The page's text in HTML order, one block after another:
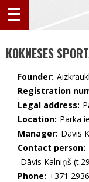
KOKNESES
Founder:
Registration
Legal address:
Location: Parka
Manager: Dāvis
Contact person:
Dāvis Kalniņš
Phone: +371